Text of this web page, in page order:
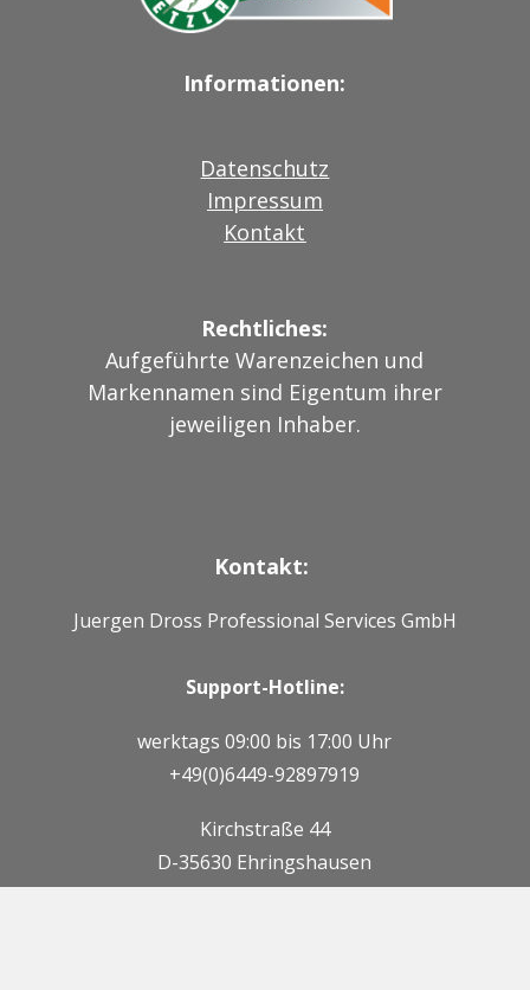
Informationen:
Datenschutz
Impressum
Kontakt
Rechtliches:
Aufgeführte Warenzeichen und
Markennamen sind Eigentum ihrer
jeweiligen Inhaber.
Kontakt:
Juergen Dross Professional Services GmbH
Support-Hotline:
werktags 09:00 bis 17:00 Uhr
+49(0)6449-92897919
Kirchstraße 44
D-35630 Ehringshausen